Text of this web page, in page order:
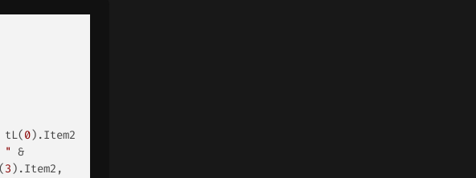
tL(0).Item2
" &
3).Item2,